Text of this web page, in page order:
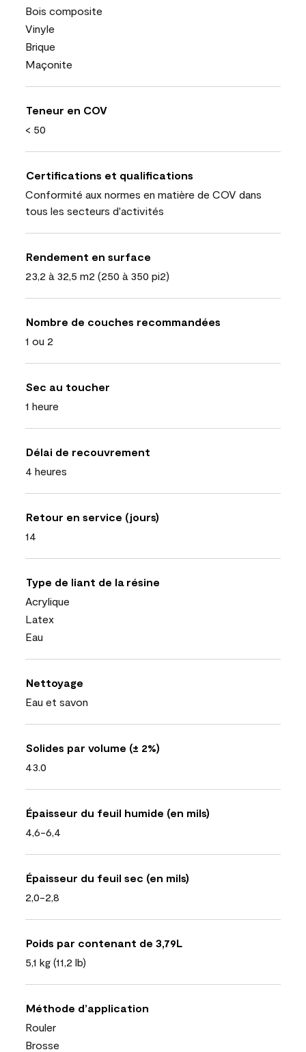
Bois composite
Vinyle
Brique
Maçonite
Teneur en COV
< 50
Certifications et qualifications
Conformité aux normes en matière de COV dans
tous les secteurs d'activités
Rendement en surface
23,2 à 32,5 m2 (250 à 350 pi2)
Nombre de couches recommandées
1 ou 2
Sec au toucher
1 heure
Délai de recouvrement
4 heures
Retour en service (jours)
14
Type de liant de la résine
Acrylique
Latex
Eau
Nettoyage
Eau et savon
Solides par volume (± 2%)
43.0
Épaisseur du feuil humide (en mils)
4,6-6,4
Épaisseur du feuil sec (en mils)
2,0-2,8
Poids par contenant de 3,79L
5,1 kg (11,2 lb)
Méthode d’application
Rouler
Brosse